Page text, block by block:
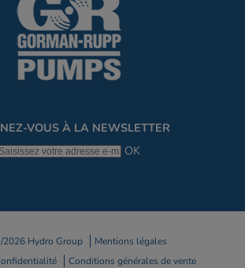
VOUS À LA NEWSLETTER
OK
Hydro Group
Mentions légales
Conditions générales de vente